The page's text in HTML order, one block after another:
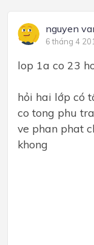
nguyen
6 tháng 4
lop 1a co 23
hỏi hai lớp có
co tong phu
ve phan phat
khong